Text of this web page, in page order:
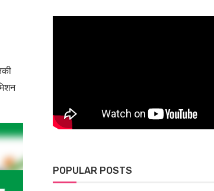
POPULAR POSTS